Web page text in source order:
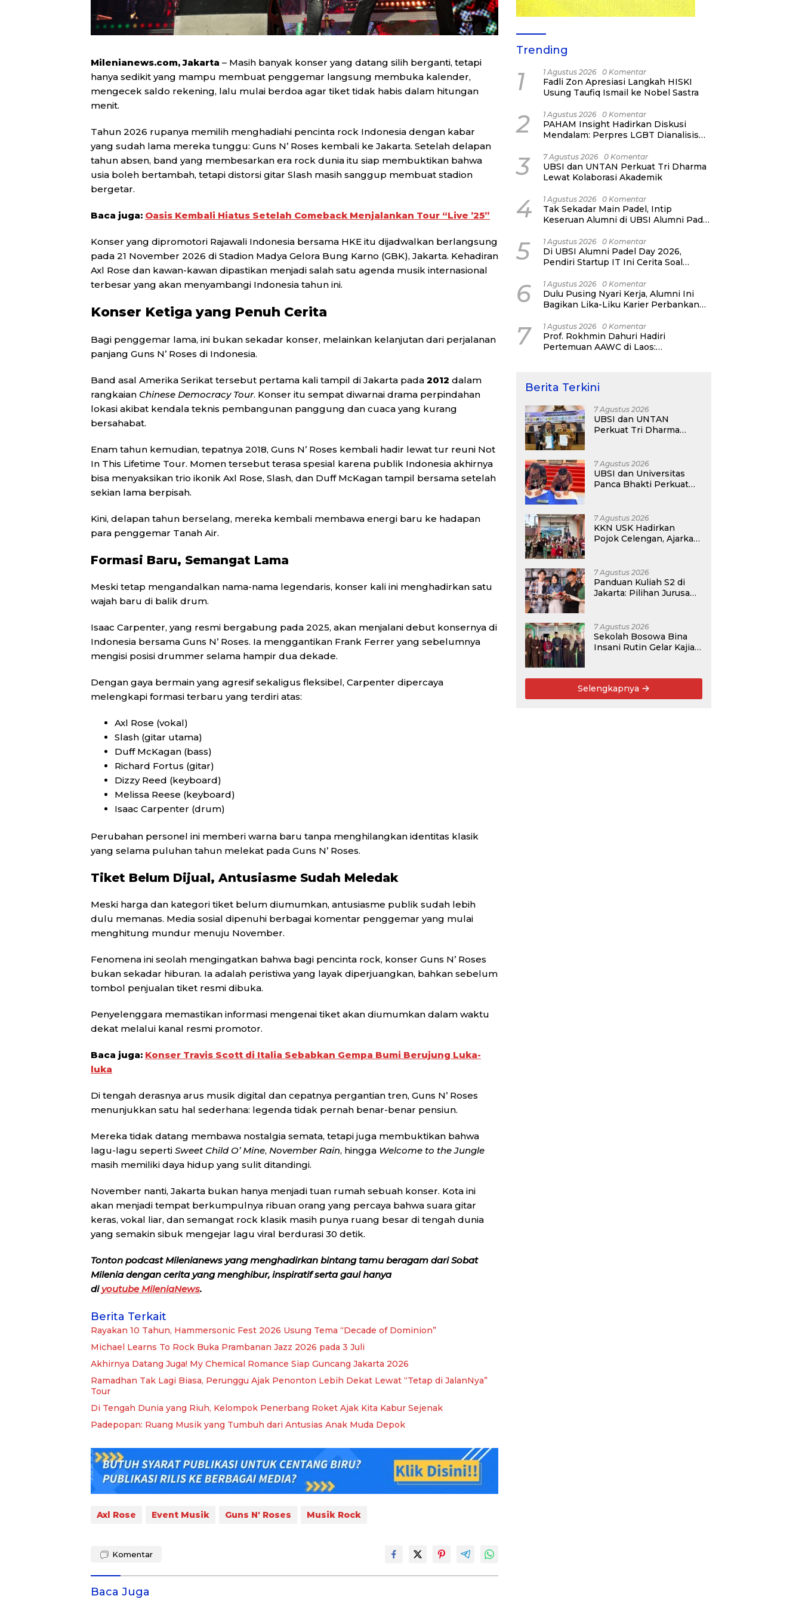
Milenianews.com, Jakarta – Masih banyak konser yang datang silih berganti, tetapi
hanya sedikit yang mampu membuat penggemar langsung membuka kalender,
mengecek saldo rekening, lalu mulai berdoa agar tiket tidak habis dalam hitungan
menit.
Tahun 2026 rupanya memilih menghadiahi pencinta rock Indonesia dengan kabar
yang sudah lama mereka tunggu: Guns N’ Roses kembali ke Jakarta. Setelah delapan
tahun absen, band yang membesarkan era rock dunia itu siap membuktikan bahwa
usia boleh bertambah, tetapi distorsi gitar Slash masih sanggup membuat stadion
bergetar.
Baca juga: Oasis Kembali Hiatus Setelah Comeback Menjalankan Tour “Live ’25”
Konser yang dipromotori Rajawali Indonesia bersama HKE itu dijadwalkan berlangsung
pada 21 November 2026 di Stadion Madya Gelora Bung Karno (GBK), Jakarta. Kehadiran
Axl Rose dan kawan-kawan dipastikan menjadi salah satu agenda musik internasional
terbesar yang akan menyambangi Indonesia tahun ini.
Konser Ketiga yang Penuh Cerita
Bagi penggemar lama, ini bukan sekadar konser, melainkan kelanjutan dari perjalanan
panjang Guns N’ Roses di Indonesia.
Band asal Amerika Serikat tersebut pertama kali tampil di Jakarta pada 2012 dalam
rangkaian Chinese Democracy Tour. Konser itu sempat diwarnai drama perpindahan
lokasi akibat kendala teknis pembangunan panggung dan cuaca yang kurang
bersahabat.
Enam tahun kemudian, tepatnya 2018, Guns N’ Roses kembali hadir lewat tur reuni Not
In This Lifetime Tour. Momen tersebut terasa spesial karena publik Indonesia akhirnya
bisa menyaksikan trio ikonik Axl Rose, Slash, dan Duff McKagan tampil bersama setelah
sekian lama berpisah.
Kini, delapan tahun berselang, mereka kembali membawa energi baru ke hadapan
para penggemar Tanah Air.
Formasi Baru, Semangat Lama
Meski tetap mengandalkan nama-nama legendaris, konser kali ini menghadirkan satu
wajah baru di balik drum.
Isaac Carpenter, yang resmi bergabung pada 2025, akan menjalani debut konsernya di
Indonesia bersama Guns N’ Roses. Ia menggantikan Frank Ferrer yang sebelumnya
mengisi posisi drummer selama hampir dua dekade.
Dengan gaya bermain yang agresif sekaligus fleksibel, Carpenter dipercaya
melengkapi formasi terbaru yang terdiri atas:
Axl Rose (vokal)
Slash (gitar utama)
Duff McKagan (bass)
Richard Fortus (gitar)
Dizzy Reed (keyboard)
Melissa Reese (keyboard)
Isaac Carpenter (drum)
Perubahan personel ini memberi warna baru tanpa menghilangkan identitas klasik
yang selama puluhan tahun melekat pada Guns N’ Roses.
Tiket Belum Dijual, Antusiasme Sudah Meledak
Meski harga dan kategori tiket belum diumumkan, antusiasme publik sudah lebih
dulu memanas. Media sosial dipenuhi berbagai komentar penggemar yang mulai
menghitung mundur menuju November.
Fenomena ini seolah mengingatkan bahwa bagi pencinta rock, konser Guns N’ Roses
bukan sekadar hiburan. Ia adalah peristiwa yang layak diperjuangkan, bahkan sebelum
tombol penjualan tiket resmi dibuka.
Penyelenggara memastikan informasi mengenai tiket akan diumumkan dalam waktu
dekat melalui kanal resmi promotor.
Baca juga: Konser Travis Scott di Italia Sebabkan Gempa Bumi Berujung Luka-
luka
Di tengah derasnya arus musik digital dan cepatnya pergantian tren, Guns N’ Roses
menunjukkan satu hal sederhana: legenda tidak pernah benar-benar pensiun.
Mereka tidak datang membawa nostalgia semata, tetapi juga membuktikan bahwa
lagu-lagu seperti Sweet Child O’ Mine, November Rain, hingga Welcome to the Jungle
masih memiliki daya hidup yang sulit ditandingi.
November nanti, Jakarta bukan hanya menjadi tuan rumah sebuah konser. Kota ini
akan menjadi tempat berkumpulnya ribuan orang yang percaya bahwa suara gitar
keras, vokal liar, dan semangat rock klasik masih punya ruang besar di tengah dunia
yang semakin sibuk mengejar lagu viral berdurasi 30 detik.
Tonton podcast Milenianews yang menghadirkan bintang tamu beragam dari Sobat
Milenia dengan cerita yang menghibur, inspiratif serta gaul hanya
diyoutube MileniaNews.
Berita Terkait
Rayakan 10 Tahun, Hammersonic Fest 2026 Usung Tema “Decade of Dominion”
Michael Learns To Rock Buka Prambanan Jazz 2026 pada 3 Juli
Akhirnya Datang Juga! My Chemical Romance Siap Guncang Jakarta 2026
Ramadhan Tak Lagi Biasa, Perunggu Ajak Penonton Lebih Dekat Lewat “Tetap di JalanNya”
Tour
Di Tengah Dunia yang Riuh, Kelompok Penerbang Roket Ajak Kita Kabur Sejenak
Padepopan: Ruang Musik yang Tumbuh dari Antusias Anak Muda Depok
Axl Rose Event Musik Guns N' Roses Musik Rock
Komentar
Baca Juga
Trending
1 1 Agustus 2026 0 Komentar
Fadli Zon Apresiasi Langkah HISKI
Usung Taufiq Ismail ke Nobel Sastra
2 1 Agustus 2026 0 Komentar
PAHAM Insight Hadirkan Diskusi
Mendalam: Perpres LGBT Dianalisis
Bukan Ancaman Individual
3 7 Agustus 2026 0 Komentar
UBSI dan UNTAN Perkuat Tri Dharma
Lewat Kolaborasi Akademik
4 1 Agustus 2026 0 Komentar
Tak Sekadar Main Padel, Intip
Keseruan Alumni di UBSI Alumni Padel
5 1 Agustus 2026 0 Komentar
Di UBSI Alumni Padel Day 2026,
Pendiri Startup IT Ini Cerita Soal
Network Alumni
6 1 Agustus 2026 0 Komentar
Dulu Pusing Nyari Kerja, Alumni Ini
Bagikan Lika-Liku Karier Perbankan
Day 2026
7 1 Agustus 2026 0 Komentar
Prof. Rokhmin Dahuri Hadiri
Pertemuan AAWC di Laos:
Berita Terkini
7 Agustus 2026
UBSI dan UNTAN
Perkuat Tri Dharma
7 Agustus 2026
UBSI dan Universitas
Panca Bhakti Perkuat
7 Agustus 2026
KKN USK Hadirkan
Pojok Celengan, Ajarkan
7 Agustus 2026
Panduan Kuliah S2 di
Jakarta: Pilihan Jurusan,
7 Agustus 2026
Sekolah Bosowa Bina
Insani Rutin Gelar Kajian
Umum
Selengkapnya